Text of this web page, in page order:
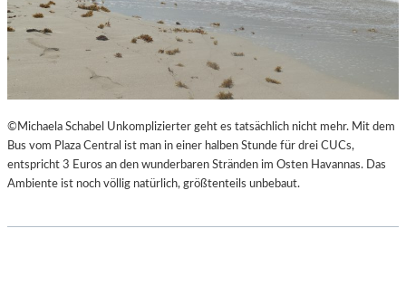
©Michaela Schabel Unkomplizierter geht es tatsächlich nicht mehr. Mit dem
Bus vom Plaza Central ist man in einer halben Stunde für drei CUCs,
entspricht 3 Euros an den wunderbaren Stränden im Osten Havannas. Das
Ambiente ist noch völlig natürlich, größtenteils unbebaut.